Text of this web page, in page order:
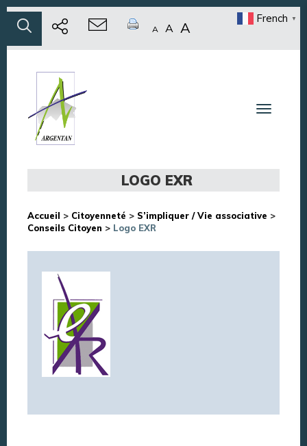
A A A
French ▼
Toggle
LOGO EXR
Accueil > Citoyenneté > S’impliquer / Vie associative >
Conseils Citoyen > Logo EXR